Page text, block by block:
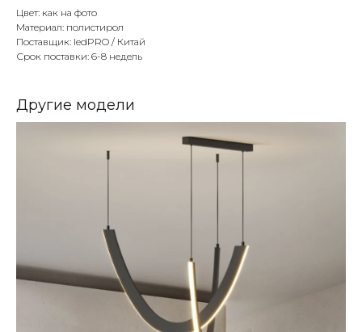
Цвет: как на фото
Материал: полистирол
Поставщик: ledPRO / Китай
Срок поставки: 6-8 недель
Другие модели